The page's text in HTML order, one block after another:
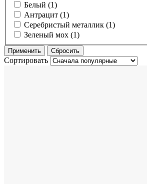
Белый (1)
Антрацит (1)
Серебристый металлик (1)
Зеленый мох (1)
Сортировать